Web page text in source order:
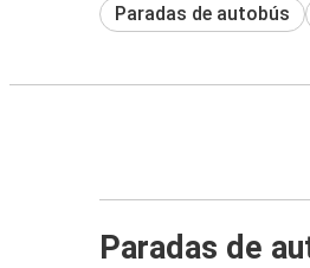
Paradas de autobús
Paradas de